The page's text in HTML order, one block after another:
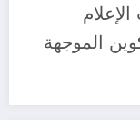
الموجهة